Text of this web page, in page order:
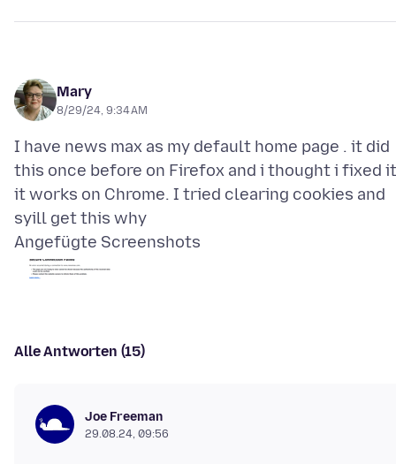
Mary
8/29/24, 9:34 AM
I have news max as my default home page . it did
this once before on Firefox and i thought i fixed it
it works on Chrome. I tried clearing cookies and
Angefügte Screenshots
Alle Antworten (15)
Joe Freeman
29.08.24, 09:56